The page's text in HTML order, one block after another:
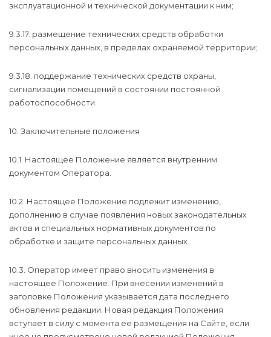
эксплуатационной и технической документации к ним;
9.3.17. размещение технических средств обработки
персональных данных, в пределах охраняемой территории;
9.3.18. поддержание технических средств охраны,
сигнализации помещений в состоянии постоянной
работоспособности.
10. Заключительные положения
10.1. Настоящее Положение является внутренним
документом Оператора.
10.2. Настоящее Положение подлежит изменению,
дополнению в случае появления новых законодательных
актов и специальных нормативных документов по
обработке и защите персональных данных.
10.3. Оператор имеет право вносить изменения в
настоящее Положение. При внесении изменений в
заголовке Положения указывается дата последнего
обновления редакции. Новая редакция Положения
вступает в силу с момента ее размещения на Сайте, если